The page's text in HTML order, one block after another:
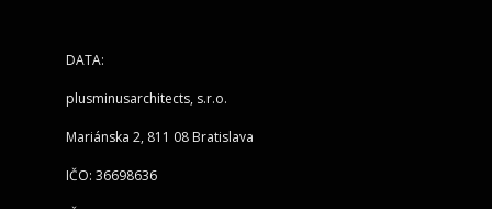
DATA:
plusminusarchitects, s.r.o.
Mariánska 2, 811 08 Bratislava
IČO: 36698636